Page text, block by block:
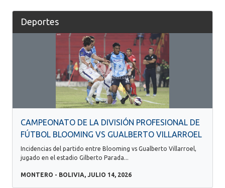
Deportes
CAMPEONATO DE LA DIVISIÓN PROFESIONAL DE
FÚTBOL BLOOMING VS GUALBERTO VILLARROEL
Incidencias del partido entre Blooming vs Gualberto Villarroel,
jugado en el estadio Gilberto Parada...
MONTERO - BOLIVIA, JULIO 14, 2026